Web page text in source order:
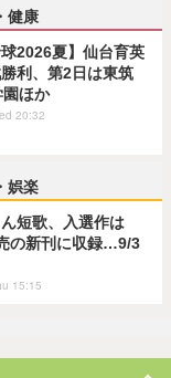
健康
球2026夏】仙台育英
利、第2日は東筑
ほか
20:32
娯楽
ん短歌、入選作は
の新刊に収録…9/3
15:15